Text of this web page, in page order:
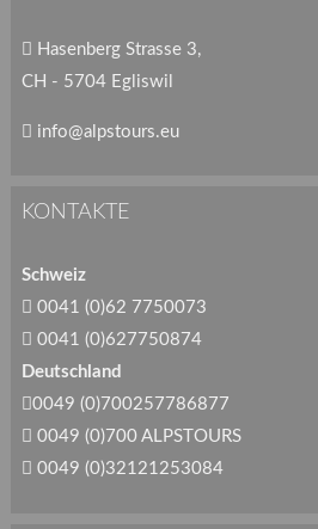
Hasenberg Strasse 3,
CH - 5704 Egliswil
info@alpstours.eu
KONTAKTE
Schweiz
0041 (0)62 7750073
0041 (0)627750874
Deutschland
0049 (0)700257786877
0049 (0)700 ALPSTOURS
0049 (0)32121253084